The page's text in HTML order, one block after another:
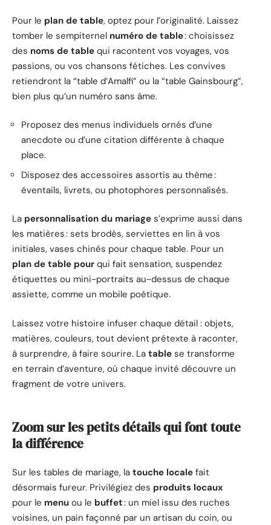
Pour le plan de table, optez pour l’originalité. Laissez
tomber le sempiternel numéro de table: choisissez
des noms de table qui racontent vos voyages, vos
passions, ou vos chansons fétiches. Les convives
retiendront la “table d’Amalfi” ou la “table Gainsbourg”,
bien plus qu’un numéro sans âme.
Proposez des menus individuels ornés d’une
anecdote ou d’une citation différente à chaque
place.
Disposez des accessoires assortis au thème :
éventails, livrets, ou photophores personnalisés.
La personnalisation du mariage s’exprime aussi dans
les matières : sets brodés, serviettes en lin à vos
initiales, vases chinés pour chaque table. Pour un
plan de table pour qui fait sensation, suspendez
étiquettes ou mini-portraits au-dessus de chaque
assiette, comme un mobile poétique.
Laissez votre histoire infuser chaque détail : objets,
matières, couleurs, tout devient prétexte à raconter,
à surprendre, à faire sourire. La table se transforme
en terrain d’aventure, où chaque invité découvre un
fragment de votre univers.
Zoom sur les petits détails qui font toute
la différence
Sur les tables de mariage, la touche locale fait
désormais fureur. Privilégiez des produits locaux
pour le menu ou le buffet: un miel issu des ruches
voisines, un pain façonné par un artisan du coin, ou